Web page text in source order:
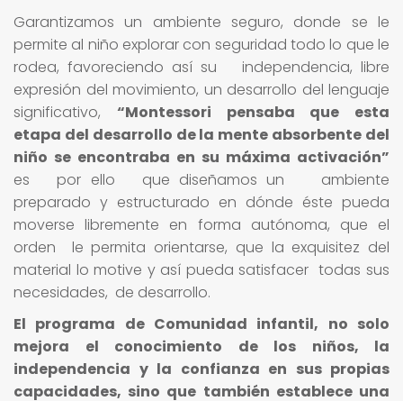
Garantizamos un ambiente seguro, donde se le
permite al niño explorar con seguridad todo lo que le
rodea, favoreciendo así su independencia, libre
expresión del movimiento, un desarrollo del lenguaje
significativo, “Montessori pensaba que esta
etapa del desarrollo de la mente absorbente del
niño se encontraba en su máxima activación”
es por ello que diseñamos un ambiente
preparado y estructurado en dónde éste pueda
moverse libremente en forma autónoma, que el
orden le permita orientarse, que la exquisitez del
material lo motive y así pueda satisfacer todas sus
necesidades, de desarrollo.
El programa de Comunidad infantil, no solo
mejora el conocimiento de los niños, la
independencia y la confianza en sus propias
capacidades, sino que también establece una